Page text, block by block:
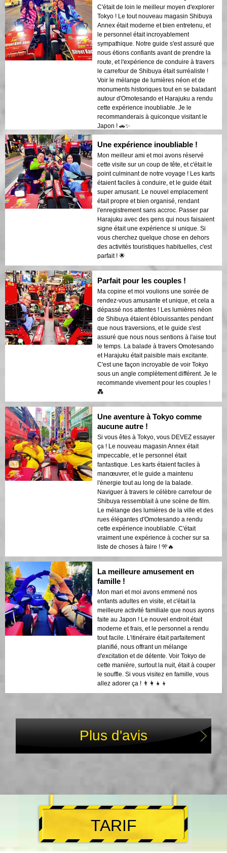
C'était de loin le meilleur moyen d'explorer
Tokyo ! Le tout nouveau magasin Shibuya
Annex était moderne et bien entretenu, et
le personnel était incroyablement
sympathique. Notre guide s'est assuré que
nous étions confiants avant de prendre la
route, et l'expérience de conduire à travers
le carrefour de Shibuya était surréaliste !
Voir le mélange de lumières néon et de
monuments historiques tout en se baladant
autour d'Omotesando et Harajuku a rendu
cette expérience inoubliable. Je le
recommanderais à quiconque visitant le
Japon ! 🚗✨
Une expérience inoubliable !
Mon meilleur ami et moi avons réservé
cette visite sur un coup de tête, et c'était le
point culminant de notre voyage ! Les karts
étaient faciles à conduire, et le guide était
super amusant. Le nouvel emplacement
était propre et bien organisé, rendant
l'enregistrement sans accroc. Passer par
Harajuku avec des gens qui nous faisaient
signe était une expérience si unique. Si
vous cherchez quelque chose en dehors
des activités touristiques habituelles, c'est
parfait ! 🌟
Parfait pour les couples !
Ma copine et moi voulions une soirée de
rendez-vous amusante et unique, et cela a
dépassé nos attentes ! Les lumières néon
de Shibuya étaient éblouissantes pendant
que nous traversions, et le guide s'est
assuré que nous nous sentions à l'aise tout
le temps. La balade à travers Omotesando
et Harajuku était paisible mais excitante.
C'est une façon incroyable de voir Tokyo
sous un angle complètement différent. Je le
recommande vivement pour les couples !
💑
Une aventure à Tokyo comme
aucune autre !
Si vous êtes à Tokyo, vous DEVEZ essayer
ça ! Le nouveau magasin Annex était
impeccable, et le personnel était
fantastique. Les karts étaient faciles à
manœuvrer, et le guide a maintenu
l'énergie tout au long de la balade.
Naviguer à travers le célèbre carrefour de
Shibuya ressemblait à une scène de film.
Le mélange des lumières de la ville et des
rues élégantes d'Omotesando a rendu
cette expérience inoubliable. C'était
vraiment une expérience à cocher sur sa
liste de choses à faire ! 🎌🔥
La meilleure amusement en
famille !
Mon mari et moi avons emmené nos
enfants adultes en visite, et c'était la
meilleure activité familiale que nous ayons
faite au Japon ! Le nouvel endroit était
moderne et frais, et le personnel a rendu
tout facile. L'itinéraire était parfaitement
planifié, nous offrant un mélange
d'excitation et de détente. Voir Tokyo de
cette manière, surtout la nuit, était à couper
le souffle. Si vous visitez en famille, vous
allez adorer ça ! 👨‍👩‍👧‍👦
Plus d'avis
TARIF